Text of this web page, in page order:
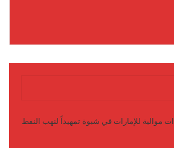
موالية للإمارات في شبوة تمهيداً لنهب النفط